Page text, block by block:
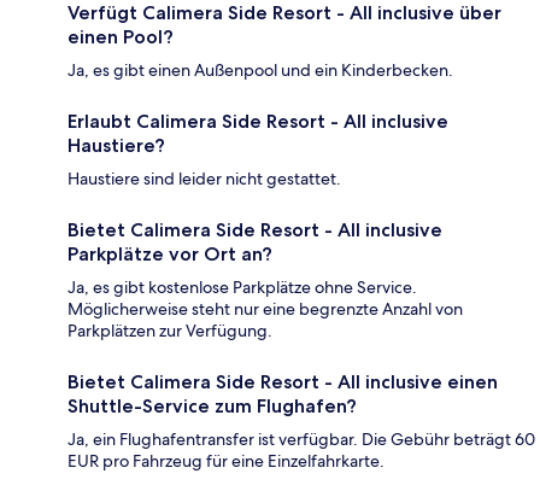
Verfügt Calimera Side Resort - All inclusive über
einen Pool?
Ja, es gibt einen Außenpool und ein Kinderbecken.
Erlaubt Calimera Side Resort - All inclusive
Haustiere?
Haustiere sind leider nicht gestattet.
Bietet Calimera Side Resort - All inclusive
Parkplätze vor Ort an?
Ja, es gibt kostenlose Parkplätze ohne Service.
Möglicherweise steht nur eine begrenzte Anzahl von
Parkplätzen zur Verfügung.
Bietet Calimera Side Resort - All inclusive einen
Shuttle-Service zum Flughafen?
Ja, ein Flughafentransfer ist verfügbar. Die Gebühr beträgt 60
EUR pro Fahrzeug für eine Einzelfahrkarte.